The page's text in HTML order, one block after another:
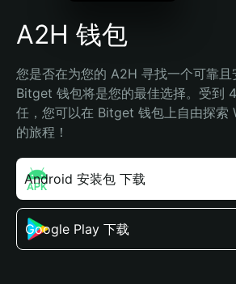
A2H 钱包
您是否在为您的 A2H 寻找一个可靠且
Bitget 钱包将是您的最佳选择。受到
任，您可以在 Bitget 钱包上自由探索
的旅程！
Android 安装包 下载
Google Play 下载